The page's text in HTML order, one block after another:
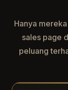
Hanya
sales page
peluang